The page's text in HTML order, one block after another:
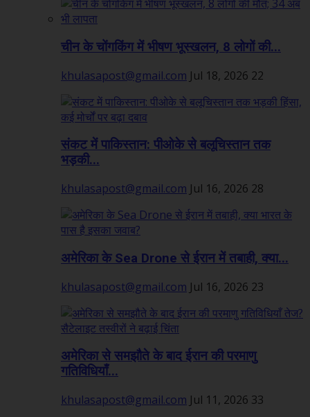
चीन के चोंगकिंग में भीषण भूस्खलन, 8 लोगों की...
khulasapost@gmail.com Jul 18, 2026 22
संकट में पाकिस्तान: पीओके से बलूचिस्तान तक
भड़की...
khulasapost@gmail.com Jul 16, 2026 28
अमेरिका के Sea Drone से ईरान में तबाही, क्या...
khulasapost@gmail.com Jul 16, 2026 23
अमेरिका से समझौते के बाद ईरान की परमाणु
गतिविधियाँ...
khulasapost@gmail.com Jul 11, 2026 33